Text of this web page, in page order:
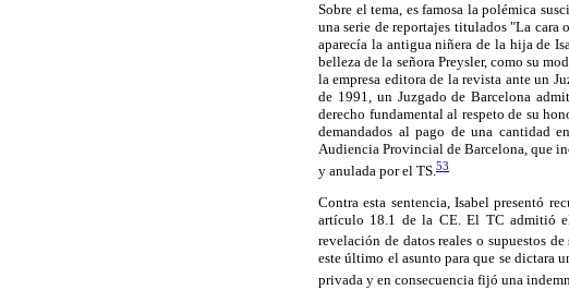
Sobre el tema, es famosa la polémica
una serie de reportajes titulados "La cara
aparecía la antigua niñera de la hija de
belleza de la señora Preysler, como su
la empresa editora de la revista ante un
de 1991, un Juzgado de Barcelona
derecho fundamental al respeto de su
demandados al pago de una cantidad
Audiencia Provincial de Barcelona, que
y anulada por el TS. 53
Contra esta sentencia, Isabel presentó
artículo 18.1 de la CE. El TC admitió
revelación de datos reales o supuestos
este último el asunto para que se dictara
privada y en consecuencia fijó una